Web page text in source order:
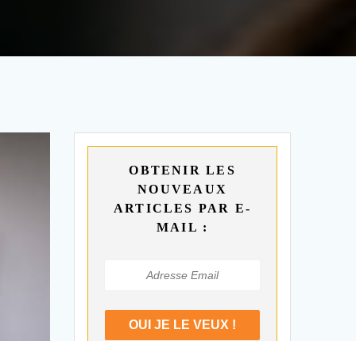
OBTENIR LES
NOUVEAUX
ARTICLES PAR E-
MAIL :